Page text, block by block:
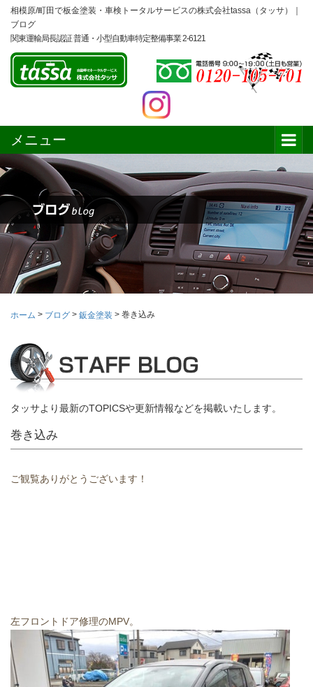
相模原/町田で板金塗装・車検トータルサービスの株式会社tassa（タッサ）｜
ブログ
関東運輸局長認証 普通・小型自動車特定整備事業 2-6121
メニュー
ホーム > ブログ > 鈑金塗装 > 巻き込み
タッサより最新のTOPICSや更新情報などを掲載いたします。
巻き込み
ご観覧ありがとうございます！
左フロントドア修理のMPV。